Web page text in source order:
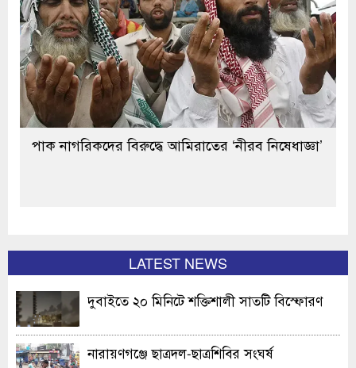
পাক নাগরিকদের বিরুদ্ধে আমিরাতের ‘নীরব নিষেধাজ্ঞা’
LATEST NEWS
দুবাইতে ২০ মিনিটে শক্তিশালী সাতটি বিস্ফোরণ
নারায়ণগঞ্জে ছাত্রদল-ছাত্রশিবির সংঘর্ষ